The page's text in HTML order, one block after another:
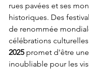
rues pavées et ses
historiques. Des
de renommée
célébrations
2025 promet d'être une
inoubliable pour les